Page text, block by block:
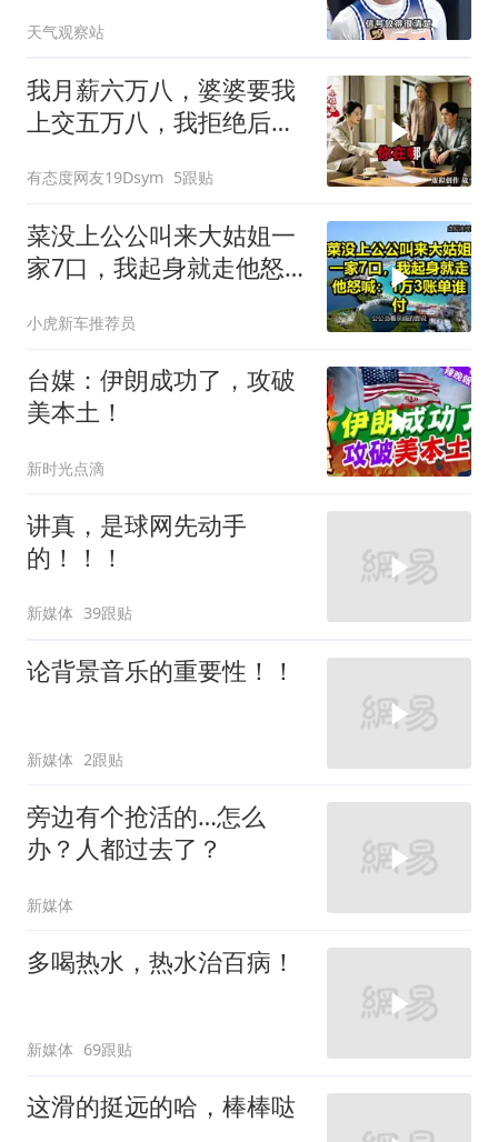
天气观察站
我月薪六万八，婆婆要我
上交五万八，我拒绝后她
离婚
有态度网友19Dsym 5跟贴
菜没上公公叫来大姑姐一
家7口，我起身就走他怒
小虎新车推荐员
台媒：伊朗成功了，攻破
美本土！
新时光点滴
讲真，是球网先动手
的！！！
新媒体 39跟贴
论背景音乐的重要性！！
新媒体 2跟贴
旁边有个抢活的…怎么
办？人都过去了？
新媒体
多喝热水，热水治百病！
新媒体 69跟贴
这滑的挺远的哈，棒棒哒